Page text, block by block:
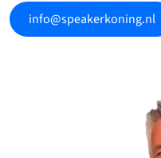
info@speakerkoning.nl